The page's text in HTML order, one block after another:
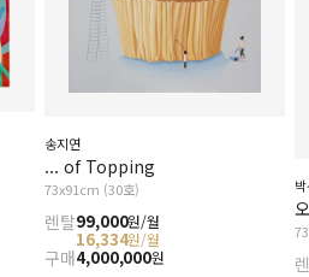
송지연
... of Topping
73x91cm (30호)
렌탈99,000원/월
16,334원/월
구매4,000,000원